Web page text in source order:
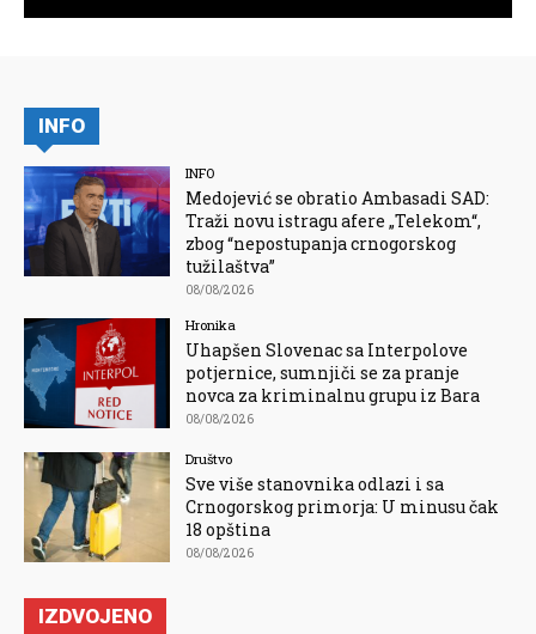
INFO
INFO
Medojević se obratio Ambasadi SAD:
Traži novu istragu afere „Telekom“,
zbog “nepostupanja crnogorskog
tužilaštva”
08/08/2026
Hronika
Uhapšen Slovenac sa Interpolove
potjernice, sumnjiči se za pranje
novca za kriminalnu grupu iz Bara
08/08/2026
Društvo
Sve više stanovnika odlazi i sa
Crnogorskog primorja: U minusu čak
18 opština
08/08/2026
IZDVOJENO